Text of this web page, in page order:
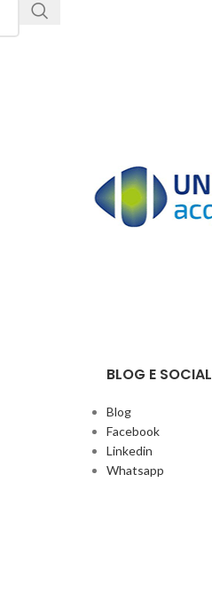
BLOG E SOCIAL
Blog
Facebook
Linkedin
Whatsapp